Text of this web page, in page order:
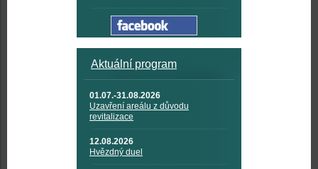
Aktuální program
01.07.-31.08.2026
Uzavření areálu z důvodu
revitalizace
12.08.2026
Hvězdný duel